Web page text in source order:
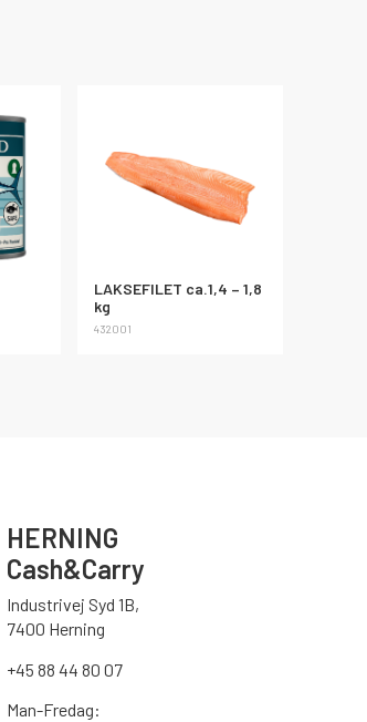
LAKSEFILET ca.1,4 – 1,8
kg
432001
HERNING
Cash&Carry
Industrivej Syd 1B,
7400 Herning
+45 88 44 80 07
Man-Fredag: